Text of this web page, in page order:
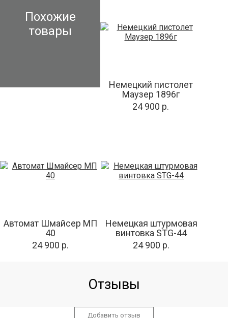
Похожие
товары
Немецкий пистолет
Маузер 1896г
24 900 р.
Автомат Шмайсер МП
40
24 900 р.
Немецкая штурмовая
винтовка STG-44
24 900 р.
Отзывы
Добавить отзыв